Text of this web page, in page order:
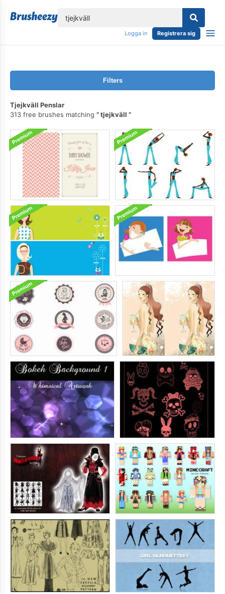
Logga in Registrera sig
Filters
Tjejkväll Penslar
313 free brushes matching
tjejkväll